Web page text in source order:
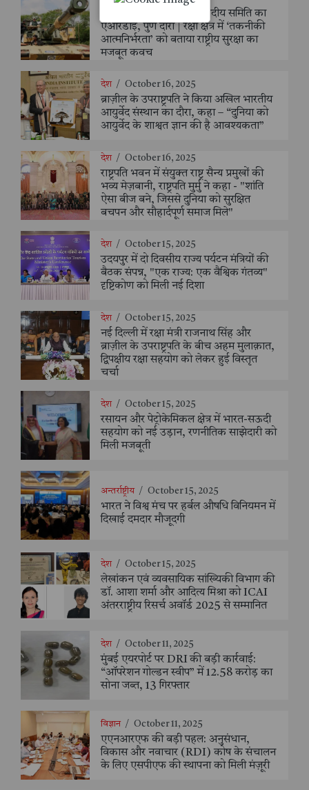
रक्षा मंत्री की अध्यक्षता में संसदीय समिति का
एआरडीई, पुणे दौरा | रक्षा क्षेत्र में ‘तकनीकी
आत्मनिर्भरता’ को बताया राष्ट्रीय सुरक्षा का
मजबूत कवच
देश / October 16, 2025
ब्राज़ील के उपराष्ट्रपति ने किया अखिल भारतीय
आयुर्वेद संस्थान का दौरा, कहा – “दुनिया को
आयुर्वेद के शाश्वत ज्ञान की है आवश्यकता”
देश / October 16, 2025
राष्ट्रपति भवन में संयुक्त राष्ट्र सैन्य प्रमुखों की
भव्य मेज़बानी, राष्ट्रपति मुर्मु ने कहा - "शांति
ऐसा बीज बने, जिससे दुनिया को सुरक्षित
बचपन और सौहार्दपूर्ण समाज मिले"
देश / October 15, 2025
उदयपुर में दो दिवसीय राज्य पर्यटन मंत्रियों की
बैठक संपन्न, "एक राज्य: एक वैश्विक गंतव्य"
दृष्टिकोण को मिली नई दिशा
देश / October 15, 2025
नई दिल्ली में रक्षा मंत्री राजनाथ सिंह और
ब्राज़ील के उपराष्ट्रपति के बीच अहम मुलाक़ात,
द्विपक्षीय रक्षा सहयोग को लेकर हुई विस्तृत
चर्चा
देश / October 15, 2025
रसायन और पेट्रोकेमिकल क्षेत्र में भारत-सऊदी
सहयोग को नई उड़ान, रणनीतिक साझेदारी को
मिली मजबूती
अन्तर्राष्ट्रीय / October 15, 2025
भारत ने विश्व मंच पर हर्बल औषधि विनियमन में
दिखाई दमदार मौजूदगी
देश / October 15, 2025
लेखांकन एवं व्यवसायिक सांख्यिकी विभाग की
डॉ. आशा शर्मा और आदित्य मिश्रा को ICAI
अंतरराष्ट्रीय रिसर्च अवॉर्ड 2025 से सम्मानित
देश / October 11, 2025
मुंबई एयरपोर्ट पर DRI की बड़ी कार्रवाई:
“ऑपरेशन गोल्डन स्वीप” में 12.58 करोड़ का
सोना जब्त, 13 गिरफ्तार
विज्ञान / October 11, 2025
एएनआरएफ की बड़ी पहल: अनुसंधान,
विकास और नवाचार (RDI) कोष के संचालन
के लिए एसपीएफ की स्थापना को मिली मंज़ूरी